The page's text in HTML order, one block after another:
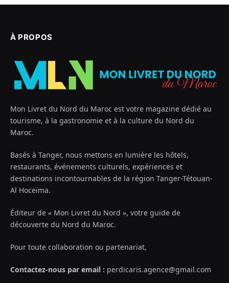
À PROPOS
Mon Livret du Nord du Maroc est votre magazine dédié au
tourisme, à la gastronomie et à la culture du Nord du
Maroc.
Basés à Tanger, nous mettons en lumière les hôtels,
restaurants, événements culturels, expériences et
destinations incontournables de la région Tanger-Tétouan-
Al Hoceïma.
Éditeur de « Mon Livret du Nord », votre guide de
découverte du Nord du Maroc.
Pour toute collaboration ou partenariat,
Contactez-nous par email : perdicaris.agence@gmail.com